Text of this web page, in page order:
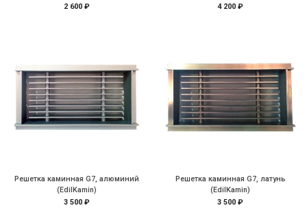
2 600 ₽
4 200 ₽
Решетка каминная G7, алюминий
(EdilKamin)
3 500 ₽
Решетка каминная G7, латунь
(EdilKamin)
3 500 ₽